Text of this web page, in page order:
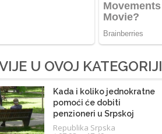
U OVOJ KATEGORIJI
Kada i koliko jednokratne
pomoći će dobiti
penzioneri u Srpskoj
Republika Srpska